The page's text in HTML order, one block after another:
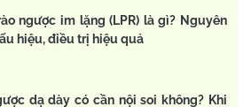
ngược im lặng (LPR) là gì? Nguyên
hiệu, điều trị hiệu quả
dạ dày có cần nội soi không? Khi